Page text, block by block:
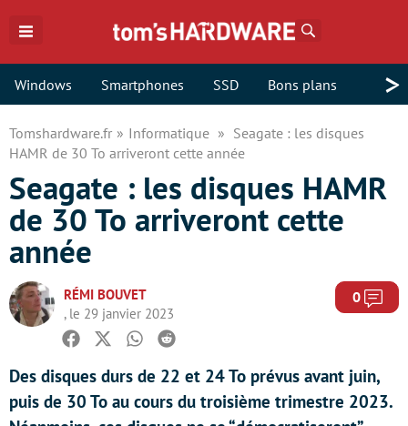
Windows Smartphones SSD Bons plans >
Tomshardware.fr Informatique
Seagate : les disques
HAMR de 30 To arriveront cette année
Seagate : les disques HAMR
de 30 To arriveront cette
année
RÉMI BOUVET
, le 29 janvier 2023
0
Facebook
TwitterWhatsapp
Reddit
Des disques durs de 22 et 24 To prévus avant juin,
puis de 30 To au cours du troisième trimestre 2023.